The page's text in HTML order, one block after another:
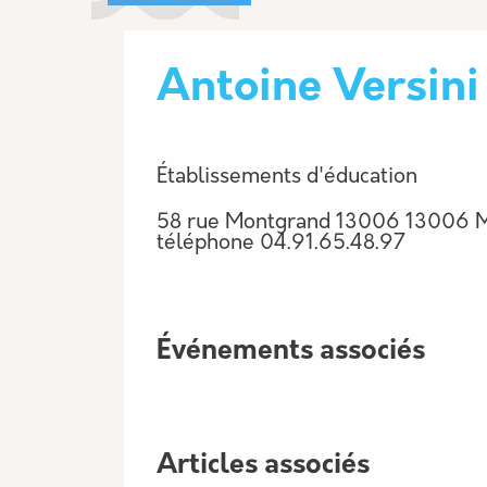
Antoine Versini
Établissements d'éducation
58 rue Montgrand 13006 13006
téléphone 04.91.65.48.97
Événements associés
Articles associés